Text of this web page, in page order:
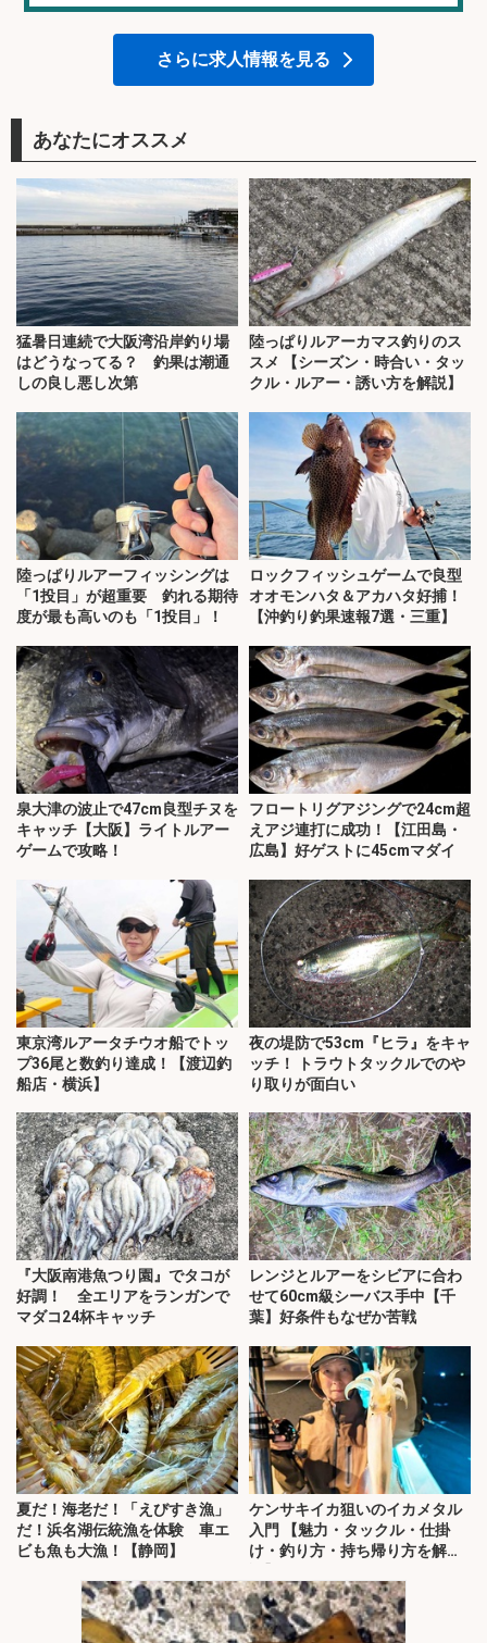
さらに求人情報を見る
あなたにオススメ
猛暑日連続で大阪湾沿岸釣り場
はどうなってる？ 釣果は潮通
しの良し悪し次第
陸っぱりルアーカマス釣りのス
スメ 【シーズン・時合い・タッ
クル・ルアー・誘い方を解説】
陸っぱりルアーフィッシングは
「1投目」が超重要 釣れる期待
度が最も高いのも「1投目」！
ロックフィッシュゲームで良型
オオモンハタ＆アカハタ好捕！
【沖釣り釣果速報7選・三重】
泉大津の波止で47cm良型チヌを
キャッチ【大阪】ライトルアー
ゲームで攻略！
フロートリグアジングで24cm超
えアジ連打に成功！【江田島・
広島】好ゲストに45cmマダイ
東京湾ルアータチウオ船でトッ
プ36尾と数釣り達成！【渡辺釣
船店・横浜】
夜の堤防で53cm『ヒラ』をキャ
ッチ！ トラウトタックルでのや
り取りが面白い
『大阪南港魚つり園』でタコが
好調！ 全エリアをランガンで
マダコ24杯キャッチ
レンジとルアーをシビアに合わ
せて60cm級シーバス手中【千
葉】好条件もなぜか苦戦
夏だ！海老だ！「えびすき漁」
だ！浜名湖伝統漁を体験 車エ
ビも魚も大漁！【静岡】
ケンサキイカ狙いのイカメタル
入門 【魅力・タックル・仕掛
け・釣り方・持ち帰り方を解